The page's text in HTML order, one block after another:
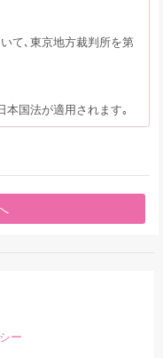
て､東京地方裁判所を第
国法が適用されます｡
ー